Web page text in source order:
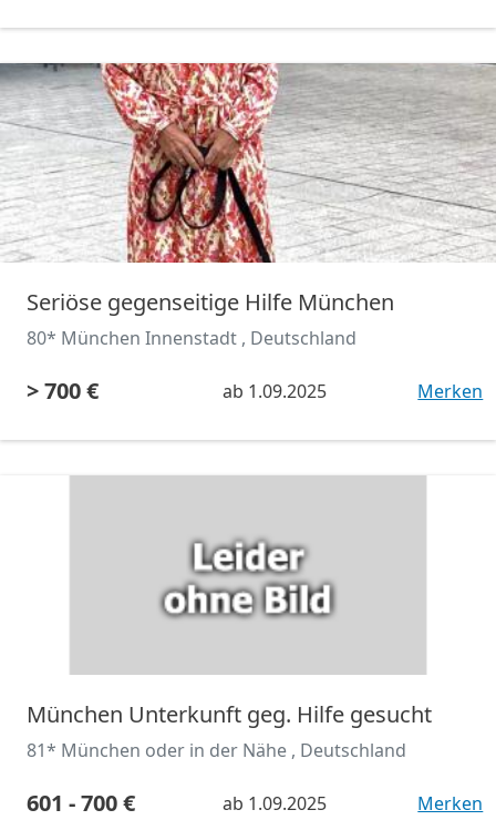
Seriöse gegenseitige Hilfe München
80* München Innenstadt , Deutschland
> 700 € ab 1.09.2025 Merken
München Unterkunft geg. Hilfe gesucht
81* München oder in der Nähe , Deutschland
601 - 700 € ab 1.09.2025 Merken